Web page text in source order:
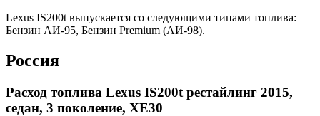
Lexus IS200t выпускается со следующими типами топлива:
Бензин АИ-95, Бензин Premium (АИ-98).
Россия
Расход топлива Lexus IS200t рестайлинг 2015,
седан, 3 поколение, XE30